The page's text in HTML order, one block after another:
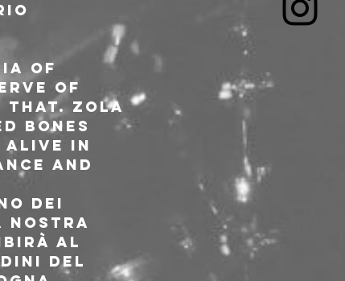
of
of
that. Zola
Bones
in
and
dei
nostra
al
del